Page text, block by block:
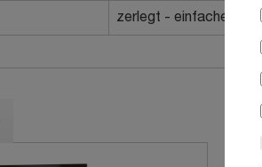
zerlegt - einfache